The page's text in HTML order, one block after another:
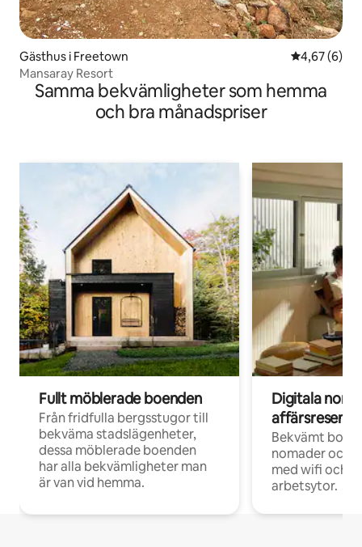
Gästhus i Freetown 4,67 av 5 i
4,67 (6)
Mansaray Resort
Samma bekvämligheter som hemma
och bra månadspriser
Fullt möblerade boenden
Från fridfulla bergsstugor till
bekväma stadslägenheter,
dessa möblerade boenden
har alla bekvämligheter man
är van vid hemma.
Digitala
Bekvämt
nomader och
med wifi och
arbetsytor.